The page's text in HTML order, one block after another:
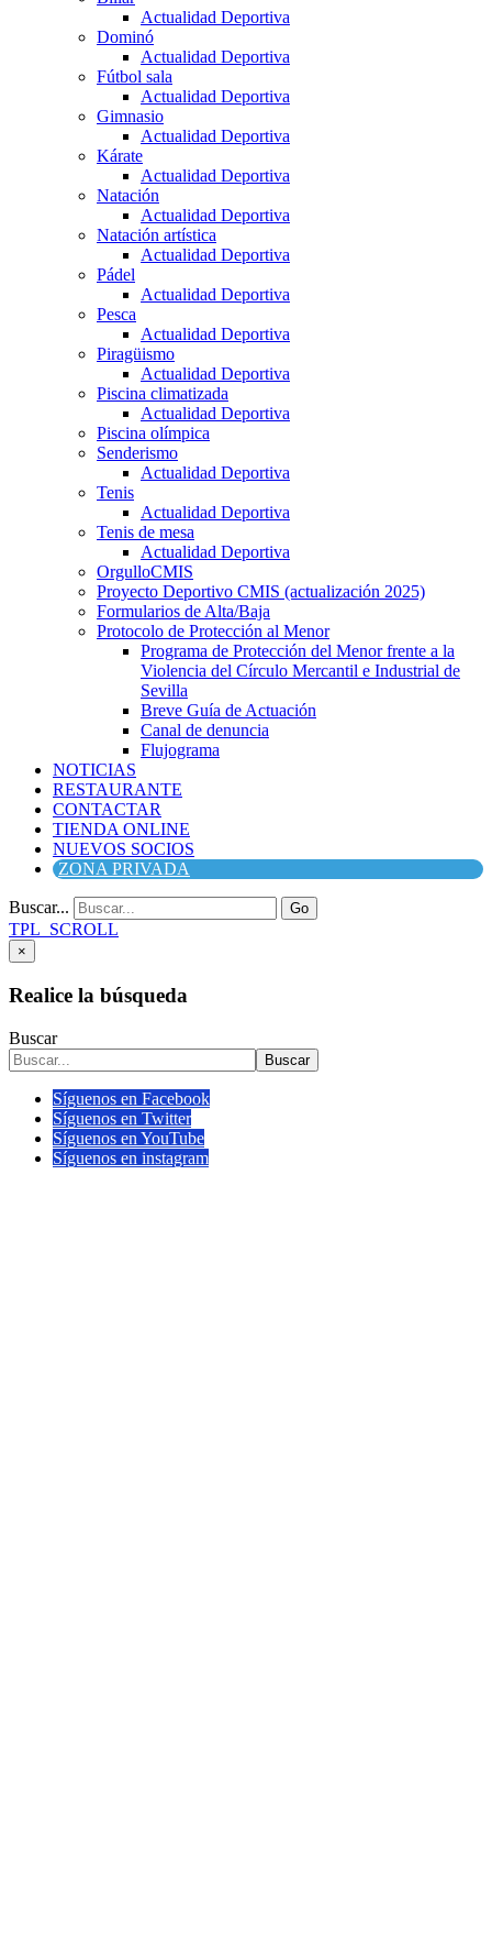
Actualidad Deportiva
Dominó
Actualidad Deportiva
Fútbol sala
Actualidad Deportiva
Gimnasio
Actualidad Deportiva
Kárate
Actualidad Deportiva
Natación
Actualidad Deportiva
Natación artística
Actualidad Deportiva
Pádel
Actualidad Deportiva
Pesca
Actualidad Deportiva
Piragüismo
Actualidad Deportiva
Piscina climatizada
Actualidad Deportiva
Piscina olímpica
Senderismo
Actualidad Deportiva
Tenis
Actualidad Deportiva
Tenis de mesa
Actualidad Deportiva
OrgulloCMIS
Proyecto Deportivo CMIS (actualización 2025)
Formularios de Alta/Baja
Protocolo de Protección al Menor
Programa de Protección del Menor frente a la
Violencia del Círculo Mercantil e Industrial de
Sevilla
Breve Guía de Actuación
Canal de denuncia
Flujograma
NOTICIAS
RESTAURANTE
CONTACTAR
TIENDA ONLINE
NUEVOS SOCIOS
ZONA PRIVADA
Buscar... Go
TPL_SCROLL
×
Realice la búsqueda
Buscar
Buscar
Síguenos en Facebook
Síguenos en Twitter
Síguenos en YouTube
Síguenos en instagram